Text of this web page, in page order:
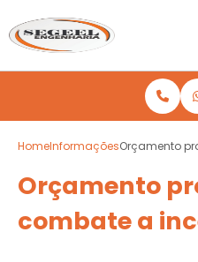
HomeInformaçõesOrçamento
Orçamento
combate a